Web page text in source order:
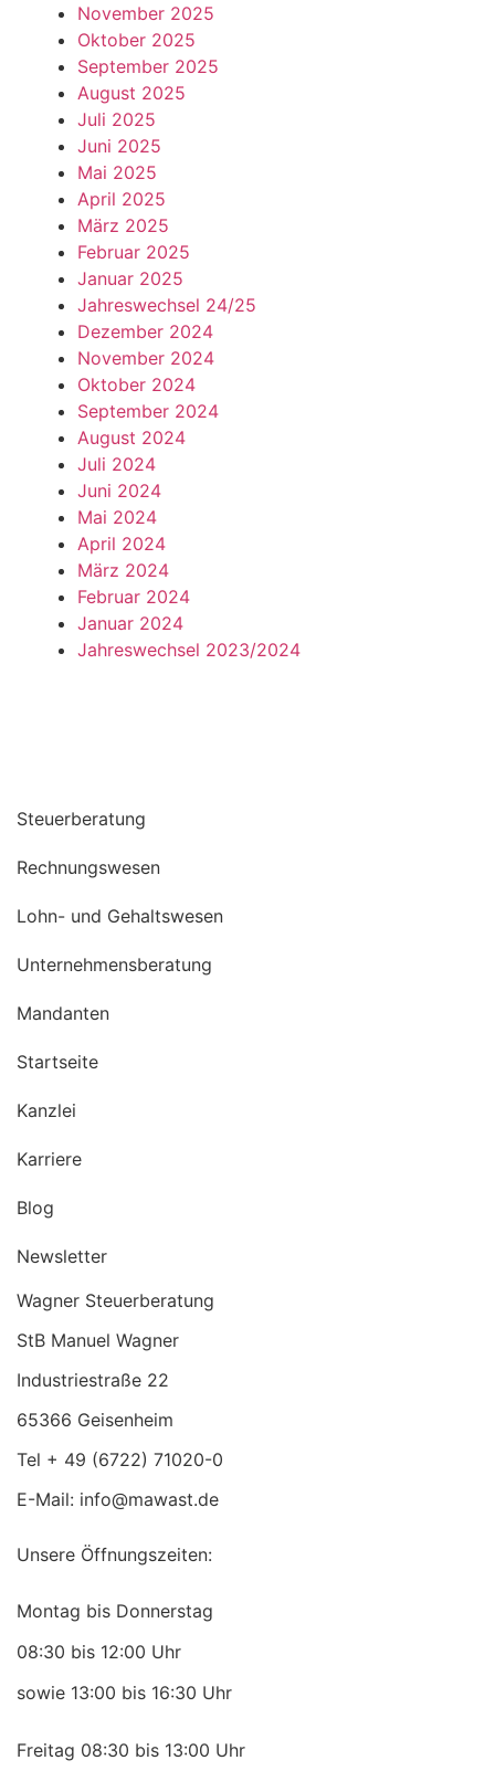
November 2025
Oktober 2025
September 2025
August 2025
Juli 2025
Juni 2025
Mai 2025
April 2025
März 2025
Februar 2025
Januar 2025
Jahreswechsel 24/25
Dezember 2024
November 2024
Oktober 2024
September 2024
August 2024
Juli 2024
Juni 2024
Mai 2024
April 2024
März 2024
Februar 2024
Januar 2024
Jahreswechsel 2023/2024
Steuerberatung
Rechnungswesen
Lohn- und Gehaltswesen
Unternehmensberatung
Mandanten
Startseite
Kanzlei
Karriere
Blog
Newsletter
Wagner Steuerberatung
StB Manuel Wagner
Industriestraße 22
65366 Geisenheim
Tel + 49 (6722) 71020-0
E-Mail: info@mawast.de
Unsere Öffnungszeiten:
Montag bis Donnerstag
08:30 bis 12:00 Uhr
sowie 13:00 bis 16:30 Uhr
Freitag 08:30 bis 13:00 Uhr